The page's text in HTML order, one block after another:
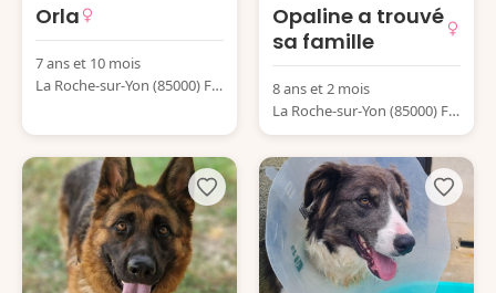
Orla
7 ans et 10 mois
La Roche-sur-Yon (85000) Fr
Opaline a trouvé
sa famille
8 ans et 2 mois
La Roche-sur-Yon (85000) Fr
ance